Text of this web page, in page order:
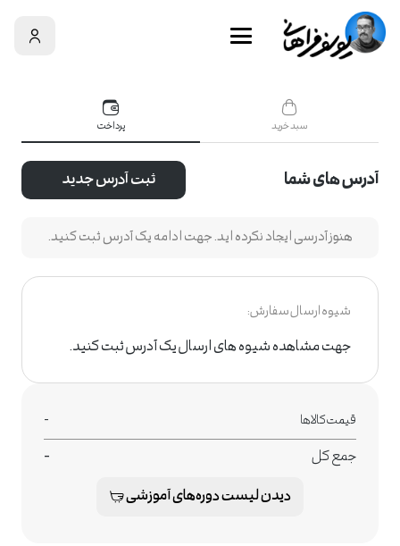
سبد خرید پرداخت
آدرس های شما ثبت آدرس جدید
هنوز آدرسی ایجاد نکرده اید. جهت ادامه یک آدرس ثبت کنید.
شیوه ارسال سفارش:
جهت مشاهده شیوه های ارسال یک آدرس ثبت کنید.
قیمت کالاها
-
جمع کل
-
دیدن لیست دوره‌های آموزشی